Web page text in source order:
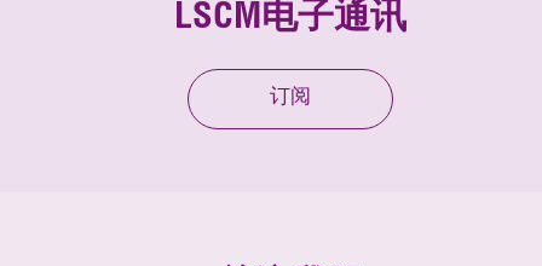
LSCM电子通讯
订阅